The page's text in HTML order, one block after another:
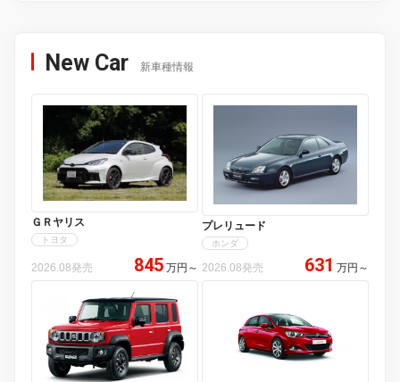
New Car 新車種情報
ＧＲヤリス
トヨタ
2026.08発売 845 万円 ～
プレリュード
ホンダ
2026.08発売 631 万円 ～